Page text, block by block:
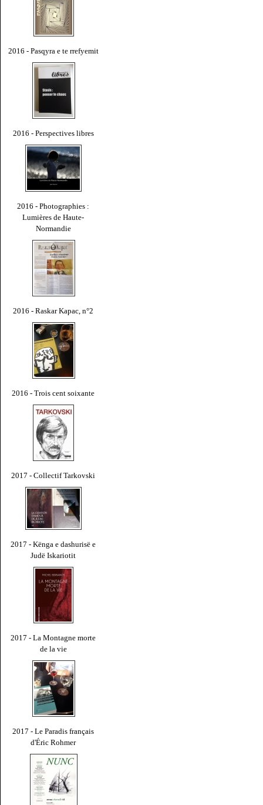
2016 - Pasqyra e te rrefyemit
2016 - Perspectives libres
2016 - Photographies :
Lumières de Haute-
Normandie
2016 - Raskar Kapac, n°2
2016 - Trois cent soixante
2017 - Collectif Tarkovski
2017 - Kënga e dashurisë e
Judë Iskariotit
2017 - La Montagne morte
de la vie
2017 - Le Paradis français
d'Éric Rohmer